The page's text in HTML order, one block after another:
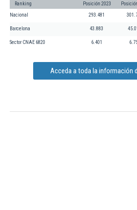
Ranking Posición 2023
Nacional 293.481
Barcelona 43.883
Sector CNAE 6820 6.401
Acceda a toda la información